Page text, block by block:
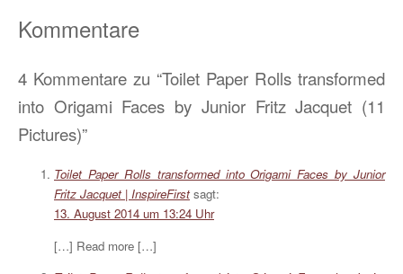
Kommentare
4 Kommentare zu “Toilet Paper Rolls transformed
into Origami Faces by Junior Fritz Jacquet (11
Pictures)”
Toilet Paper Rolls transformed into Origami Faces by Junior
Fritz Jacquet | InspireFirst sagt:
13. August 2014 um 13:24 Uhr
[…] Read more […]